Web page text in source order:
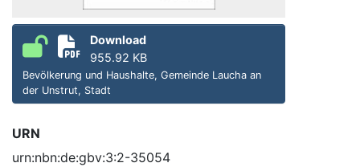
Download
955.92 KB
Bevölkerung und Haushalte, Gemeinde Laucha an
der Unstrut, Stadt
URN
urn:nbn:de:gbv:3:2-35054